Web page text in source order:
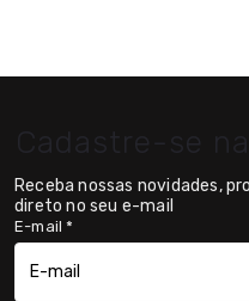
Cadastre-se
Receba nossas novidades,
direto no seu e-mail
E-mail*